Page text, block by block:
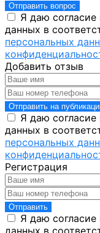
Отправить вопрос
Я даю согласие
данных в
персональных
Добавить отзыв
Отправить на
Я даю согласие
данных в
персональных
Регистрация
Отправить
Я даю согласие
данных в